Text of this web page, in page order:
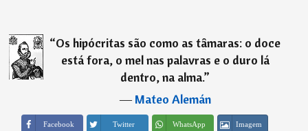
“Os hipócritas são como as tâmaras: o doce
está fora, o mel nas palavras e o duro lá
dentro, na alma.”
―Mateo Alemán
Facebook Twitter WhatsApp Imagem